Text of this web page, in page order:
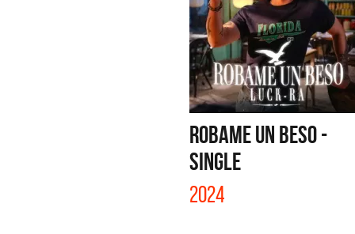
ROBAME UN BESO -
SINGLE
2024